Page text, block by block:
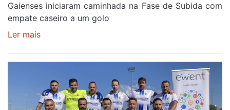
Gaienses iniciaram caminhada na Fase de Subida com
empate caseiro a um golo
Ler mais
DO
SÓ
TRADUZIDO